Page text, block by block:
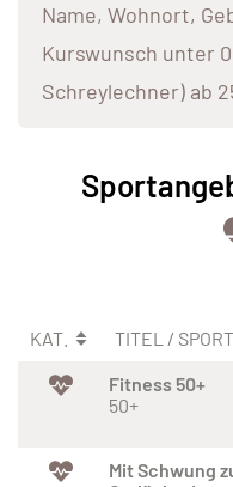
Name, Wohnort,
Kurswunsch unter
Schreylechner) ab
KAT. TITEL /
Fitness 50+
50+
Mit Schwung